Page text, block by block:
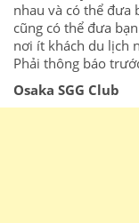
nhau và có thể đưa
cũng có thể đưa bạn
nơi ít khách du lịch
Phải thông báo
Osaka SGG Club